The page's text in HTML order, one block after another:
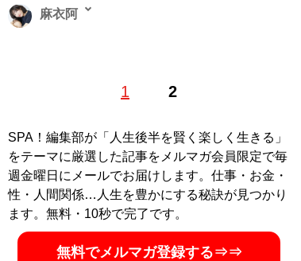
1 2
麻衣阿
出演など、表舞台で活躍しつつ、イベントや舞台を100
巳出版『実話ローレンス』、講談社『with online』な
ど、男性向けから女性向けまで幅広く記事を執筆する。
Twitter：@MaiaUmetani 、Instagram： @maiaumetani
記事一覧へ
SPA！編集部が「人生後半を賢く楽しく生きる」
をテーマに厳選した記事をメルマガ会員限定で毎
週金曜日にメールでお届けします。仕事・お金・
性・人間関係…人生を豊かにする秘訣が見つかり
ます。無料・10秒で完了です。
無料でメルマガ登録する⇒⇒